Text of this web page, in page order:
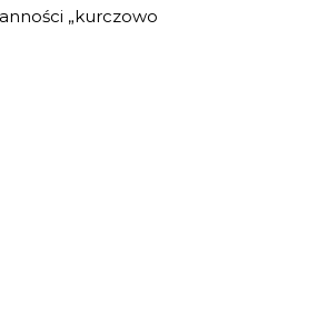
„kurczowo